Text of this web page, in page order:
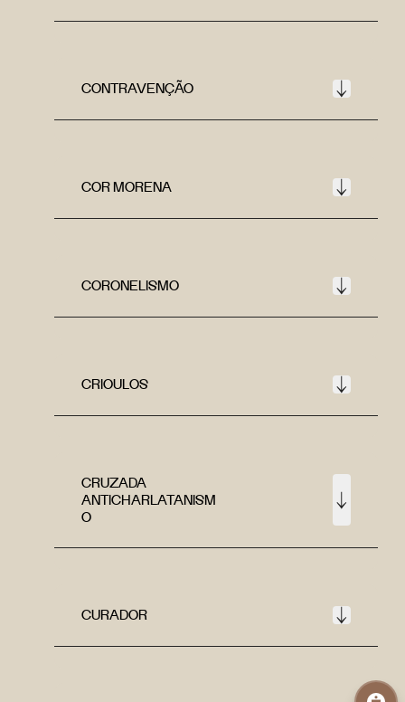
CONTRAVENÇÃO
COR MORENA
CORONELISMO
CRIOULOS
CRUZADA
ANTICHARLATANISM
O
CURADOR